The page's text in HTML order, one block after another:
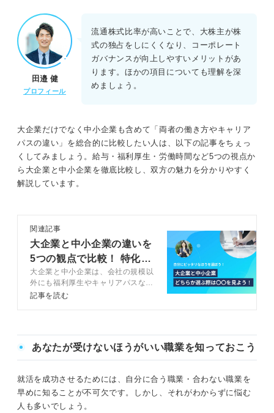
田邉 健
プロフィール
流通株式比率が高いことで、大株主が株
式の独占をしにくくなり、コーポレート
ガバナンスが向上しやすいメリットがあ
ります。ほかの項目についても理解を深
めましょう。
大企業だけでなく中小企業も含めて「両者の働き方やキャリア
パスの違い」を総合的に比較したい人は、以下の記事をちぇっ
くしてみましょう。給与・福利厚生・労働時間など5つの視点か
ら大企業と中小企業を徹底比較し、双方の魅力を分かりやすく
解説しています。
関連記事
大企業と中小企業の違いを
5つの観点で比較！ 特化し
た対策も解説
大企業と中小企業は、会社の規模以
外にも福利厚生やキャリアパスなど
違う点がいくつかあります。この記
向いているのか選び方を紹介しま
す。
記事を読む
あなたが受けないほうがいい職業を知っておこう
就活を成功させるためには、自分に合う職業・合わない職業を
早めに知ることが不可欠です。しかし、それがわからずに悩む
人も多いでしょう。